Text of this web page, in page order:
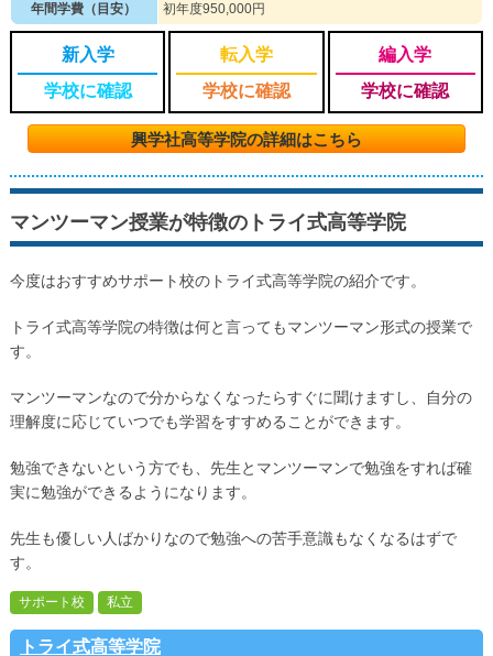
年間学費（目安） 初年度950,000円
新入学
学校に確認
転入学
学校に確認
編入学
学校に確認
興学社高等学院の詳細はこちら
マンツーマン授業が特徴のトライ式高等学院
今度はおすすめサポート校のトライ式高等学院の紹介です。
トライ式高等学院の特徴は何と言ってもマンツーマン形式の授業で
す。
マンツーマンなので分からなくなったらすぐに聞けますし、自分の
理解度に応じていつでも学習をすすめることができます。
勉強できないという方でも、先生とマンツーマンで勉強をすれば確
実に勉強ができるようになります。
先生も優しい人ばかりなので勉強への苦手意識もなくなるはずで
す。
トライ式高等学院
サポート校 私立